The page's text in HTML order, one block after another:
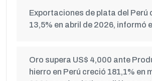
Exportaciones de plata del Perú
13,5% en abril de 2026, informó
Oro supera US$ 4,000 ante
hierro en Perú creció 181,1% en